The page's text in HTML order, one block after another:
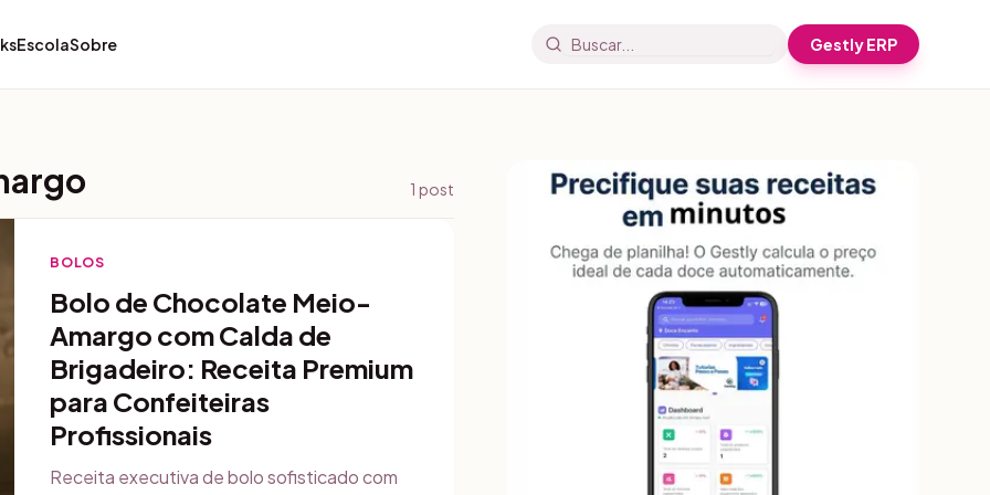
EscolaSobre Buscar artigos e receitas Gestly ERP
1 post
BOLOS
Bolo de Chocolate Meio-
Amargo com Calda de
Brigadeiro: Receita Premium
para Confeiteiras
Profissionais
Receita executiva de bolo sofisticado com